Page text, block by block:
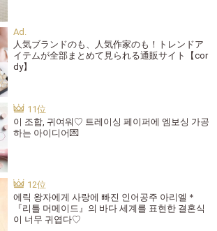
人気ブランドのも、人気作家のも！トレンドア
イテムが全部まとめて見られる通販サイト【cor
dy】
이 조합, 귀여워♡ 트레이싱 페이퍼에 엠보싱 가공
하는 아이디어💌
에릭 왕자에게 사랑에 빠진 인어공주 아리엘＊
『리틀 머메이드』의 바다 세계를 표현한 결혼식
이 너무 귀엽다♡